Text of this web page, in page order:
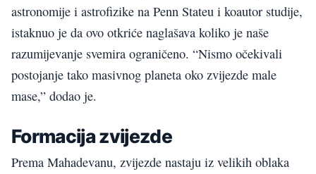
astronomije i astrofizike na Penn Stateu i koautor studije,
istaknuo je da ovo otkriće naglašava koliko je naše
razumijevanje svemira ograničeno. “Nismo očekivali
postojanje tako masivnog planeta oko zvijezde male
mase,” dodao je.
Formacija zvijezde
Prema Mahadevanu, zvijezde nastaju iz velikih oblaka